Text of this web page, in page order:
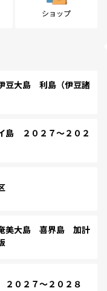
ショップ
大島 利島（伊豆諸
２０２７～２０２
美大島 喜界島 加計
０２７～２０２８